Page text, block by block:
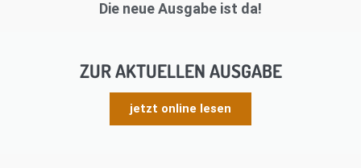
Die neue Ausgabe ist da!
ZUR AKTUELLEN AUSGABE
jetzt online lesen